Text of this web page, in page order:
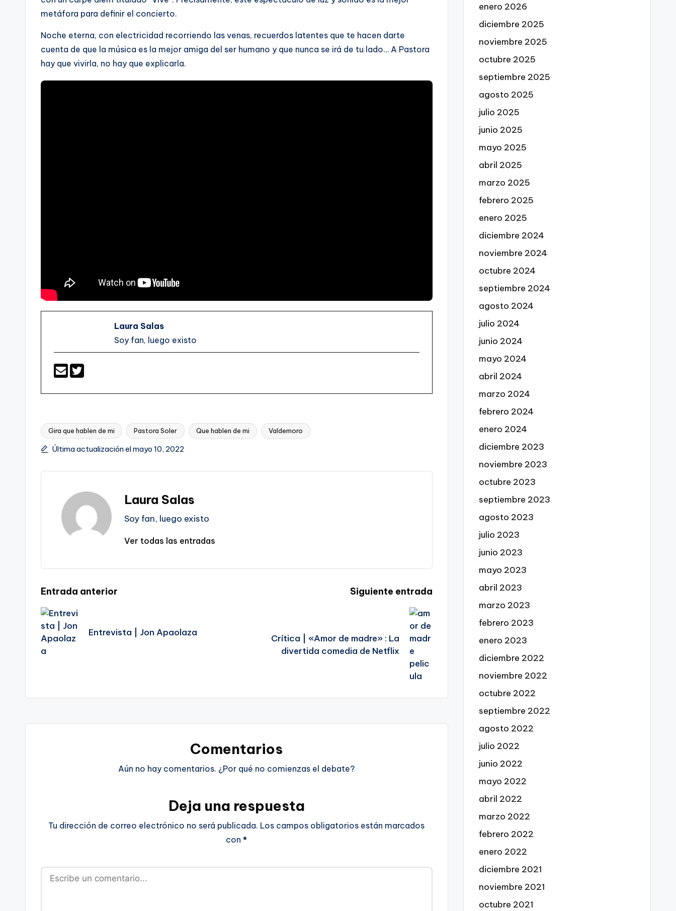
metáfora para definir el concierto.
Noche eterna, con electricidad recorriendo las venas, recuerdos latentes que te hacen darte
cuenta de que la música es la mejor amiga del ser humano y que nunca se irá de tu lado… A Pastora
hay que vivirla, no hay que explicarla.
Laura Salas
Soy fan, luego existo
Etiquetas:
Gira que hablen de mi Pastora Soler Que hablen de mi Valdemoro
Última actualización el mayo 10, 2022
Laura Salas
Soy fan, luego existo
Ver todas las entradas
Navegación
de
entradas
Entrada anterior
Entrevista | Jon Apaolaza
Siguiente entrada
Crítica | «Amor de madre» : La
divertida comedia de Netflix
Comentarios
Aún no hay comentarios. ¿Por qué no comienzas el debate?
Deja una respuesta
Tu dirección de correo electrónico no será publicada. Los campos obligatorios están marcados
con*
enero 2026
diciembre 2025
noviembre 2025
octubre 2025
septiembre 2025
agosto 2025
julio 2025
junio 2025
mayo 2025
abril 2025
marzo 2025
febrero 2025
enero 2025
diciembre 2024
noviembre 2024
octubre 2024
septiembre 2024
agosto 2024
julio 2024
junio 2024
mayo 2024
abril 2024
marzo 2024
febrero 2024
enero 2024
diciembre 2023
noviembre 2023
octubre 2023
septiembre 2023
agosto 2023
julio 2023
junio 2023
mayo 2023
abril 2023
marzo 2023
febrero 2023
enero 2023
diciembre 2022
noviembre 2022
octubre 2022
septiembre 2022
agosto 2022
julio 2022
junio 2022
mayo 2022
abril 2022
marzo 2022
febrero 2022
enero 2022
diciembre 2021
noviembre 2021
octubre 2021